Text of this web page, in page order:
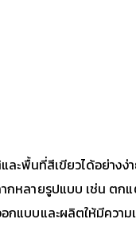
ละพื้นที่สีเขียวได้อย่าง
กหลายรูปแบบ เช่น ตก
บบและผลิตให้มีความ